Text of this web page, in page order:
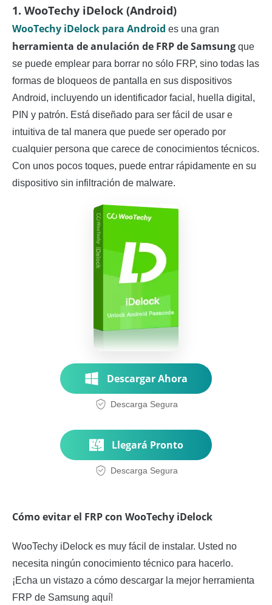
1. WooTechy iDelock (Android)
WooTechy iDelock para Android es una gran
herramienta de anulación de FRP de Samsung que
se puede emplear para borrar no sólo FRP, sino todas las
formas de bloqueos de pantalla en sus dispositivos
Android, incluyendo un identificador facial, huella digital,
PIN y patrón. Está diseñado para ser fácil de usar e
intuitiva de tal manera que puede ser operado por
cualquier persona que carece de conocimientos técnicos.
Con unos pocos toques, puede entrar rápidamente en su
dispositivo sin infiltración de malware.
Descargar Ahora
Descarga Segura
Llegará Pronto
Descarga Segura
Cómo evitar el FRP con WooTechy iDelock
WooTechy iDelock es muy fácil de instalar. Usted no
necesita ningún conocimiento técnico para hacerlo.
¡Echa un vistazo a cómo descargar la mejor herramienta
FRP de Samsung aquí!